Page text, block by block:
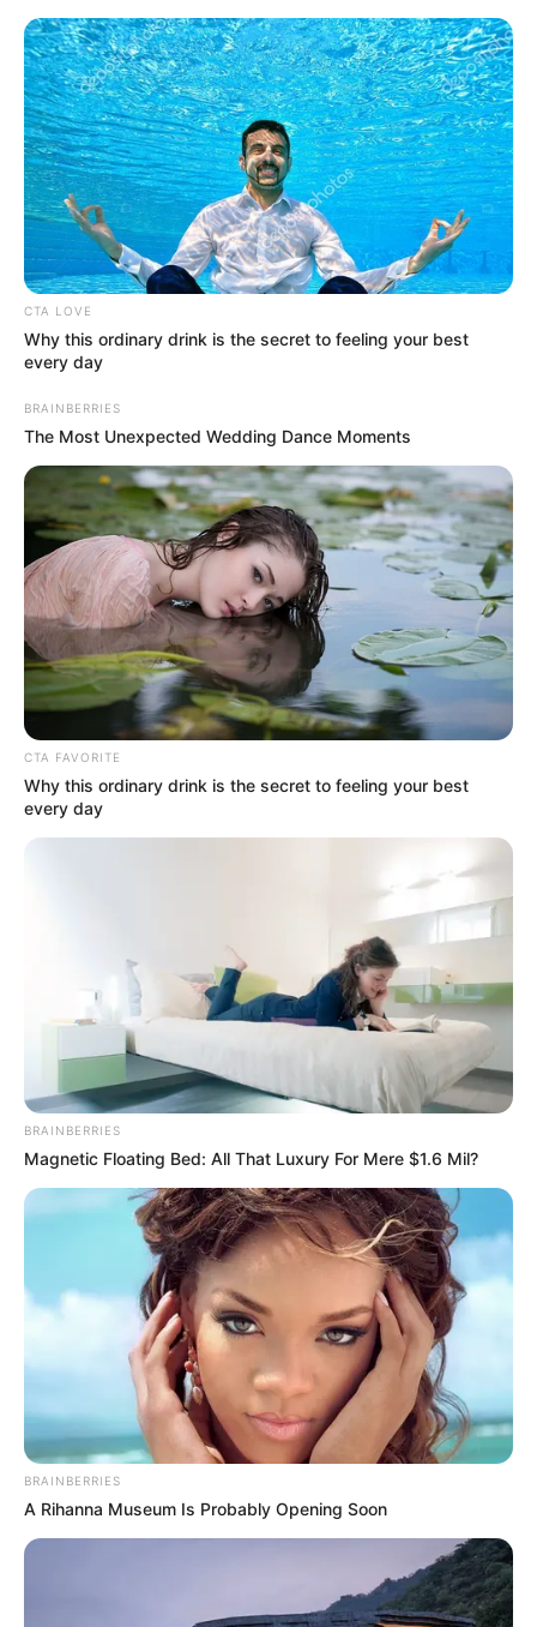
| live
NEWS SPORTS MATRIMONY ENTERTAINMENT
News Kerala
വൈറൽ പെൺകുട്ടിയുടെ
വിവാഹം; മുഹമ്മദ് ഫർമാന്
വീണ്ടും തിരിച്ചടി, സാവകാശം
തേടിയ ഹർജി കേരള
ഹൈക്കോടതിയും തള്ളി
ജനം വെബ്‌ഡെസ്ക് Jul 2, 2026, 02:05 pm IST
വൈറലായ പ്രായപൂർത്തിയാകാത്ത
പെൺകുട്ടിയുടെ വിവാഹവുമായി ബന്ധപ്പെട്ട
കേസിൽ പെൺകുട്ടിയുടെ ഭർത്താവെന്ന്
അവകാശപ്പെടുന്ന മുഹമ്മദ് ഫർമാന് വീണ്ടും
നിയമപരമായ തിരിച്ചടി. മധ്യപ്രദേശ്
ഹൈക്കോടതിയെ സമീപിക്കാൻ രണ്ടാഴ്ചത്തെ
സാവകാശം അനുവദിക്കണമെന്ന ആവശ്യവും
താൽക്കാലിക മുൻകൂർ ജാമ്യം നീട്ടണമെന്ന
ഹർജിയും കേരള ഹൈക്കോടതി തള്ളി.
CTA LOVE
Why this ordinary drink is the secret to feeling your best
every day
BRAINBERRIES
The Most Unexpected Wedding Dance Moments
CTA FAVORITE
Why this ordinary drink is the secret to feeling your best
every day
BRAINBERRIES
Magnetic Floating Bed: All That Luxury For Mere $1.6 Mil?
BRAINBERRIES
A Rihanna Museum Is Probably Opening Soon